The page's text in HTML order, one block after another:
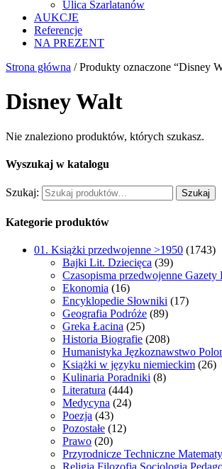
Ulica Szarlatanów
AUKCJE
Referencje
NA PREZENT
Strona główna / Produkty oznaczone “Disney
Disney Walt
Nie znaleziono produktów, których szukasz.
Wyszukaj w katalogu
Szukaj: Szukaj
Kategorie produktów
01. Książki przedwojenne >1950 (1743)
Bajki Lit. Dziecięca (39)
Czasopisma przedwojenne Gazety
Ekonomia (16)
Encyklopedie Słowniki (17)
Geografia Podróże (89)
Greka Łacina (25)
Historia Biografie (208)
Humanistyka Jęzkoznawstwo
Książki w języku niemieckim (26)
Kulinaria Poradniki (8)
Literatura (444)
Medycyna (24)
Poezja (43)
Pozostałe (12)
Prawo (20)
Przyrodnicze Techniczne
Religia Filozofia Socjologia